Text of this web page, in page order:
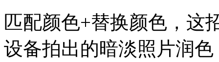
匹配颜色+替换颜色，这
设备拍出的暗淡照片润